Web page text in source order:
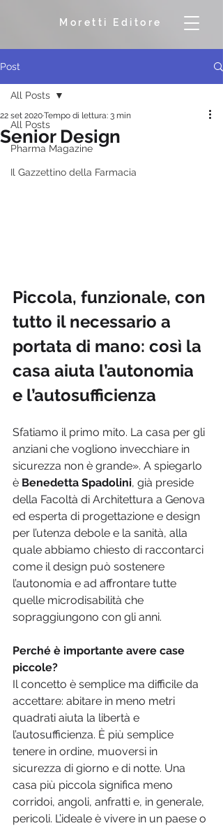
Moretti Editore
Post
All Posts
Pharma Magazine
Il Gazzettino della Farmacia
All Posts
Senior Design
22 set 2020Tempo di lettura: 3 min
Piccola, funzionale, con
tutto il necessario a
portata di mano: così la
casa aiuta l’autonomia
e l’autosufficienza
Sfatiamo il primo mito. La casa per gli
anziani che vogliono invecchiare in
sicurezza non è grande». A spiegarlo
è Benedetta Spadolini, già preside
della Facoltà di Architettura a Genova
ed esperta di progettazione e design
per l’utenza debole e la sanità, alla
quale abbiamo chiesto di raccontarci
come il design può sostenere
l’autonomia e ad affrontare tutte
quelle microdisabilità che
sopraggiungono con gli anni.
Perché è importante avere case
piccole?
Il concetto è semplice ma difficile da
accettare: abitare in meno metri
quadrati aiuta la libertà e
l’autosufficienza. È più semplice
tenere in ordine, muoversi in
sicurezza di giorno e di notte. Una
casa più piccola significa meno
corridoi, angoli, anfratti e, in generale,
pericoli. L’ideale è vivere in un paese o